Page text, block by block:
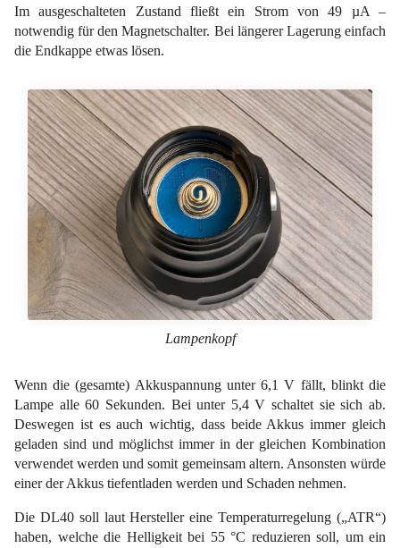
Im ausgeschalteten Zustand fließt ein Strom von 49 µA –
notwendig für den Magnetschalter. Bei längerer Lagerung einfach
die Endkappe etwas lösen.
Lampenkopf
Wenn die (gesamte) Akkuspannung unter 6,1 V fällt, blinkt die
Lampe alle 60 Sekunden. Bei unter 5,4 V schaltet sie sich ab.
Deswegen ist es auch wichtig, dass beide Akkus immer gleich
geladen sind und möglichst immer in der gleichen Kombination
verwendet werden und somit gemeinsam altern. Ansonsten würde
einer der Akkus tiefentladen werden und Schaden nehmen.
Die DL40 soll laut Hersteller eine Temperaturregelung („ATR“)
haben, welche die Helligkeit bei 55 °C reduzieren soll, um ein